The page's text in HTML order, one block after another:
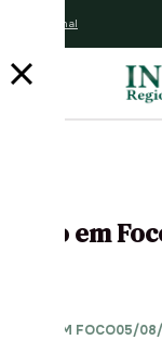
Assine o jornal
Agro em
AGRO EM FOCO05/